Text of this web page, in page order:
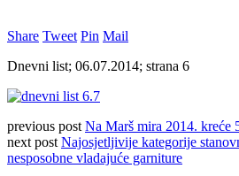
Share Tweet Pin Mail
Dnevni list; 06.07.2014; strana 6
previous post Na Marš mira 2014. kreće
next post Najosjetljivije kategorije
nesposobne vladajuće garniture